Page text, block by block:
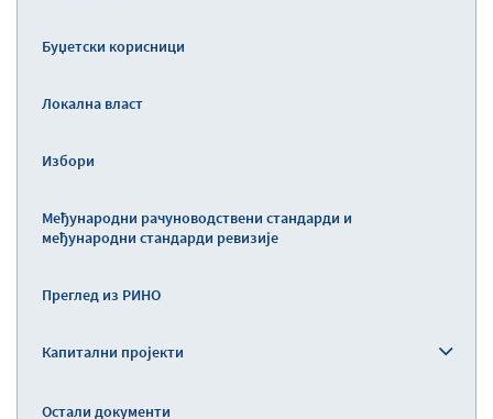
Буџетски корисници
Локална власт
Избори
Међународни рачуноводствени стандарди и
међународни стандарди ревизије
Преглед из РИНО
Капитални пројекти
Остали документи